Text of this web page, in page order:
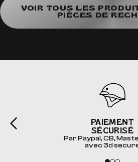
VOIR TOUS LES
PIÈCES DE
PAIEMENT
SÉCURISÉ
Par Paypal, CB,
avec 3d